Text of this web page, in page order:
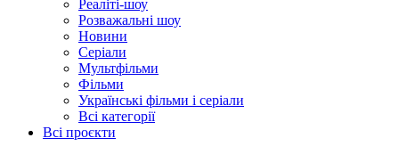
Реаліті-шоу
Розважальні шоу
Новини
Серіали
Мультфільми
Фільми
Українські фільми і серіали
Всі категорії
Всі проєкти